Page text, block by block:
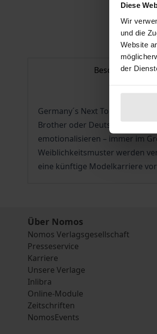
Diese
Wir
und die
Website
der
Beschreibung
Germany´s Next Topmodel –
Brother oder Deutschland
emotionalisieren – immer im
Weiblichkeitsmuster werden
eine künftige Modelkarriere
Über Nomos
Nomos Verlagsgesellschaft
Presseservice
Karriere
Unsere Verlage
Inlibra
Online-Module
Zeitschriften
NomosEvents